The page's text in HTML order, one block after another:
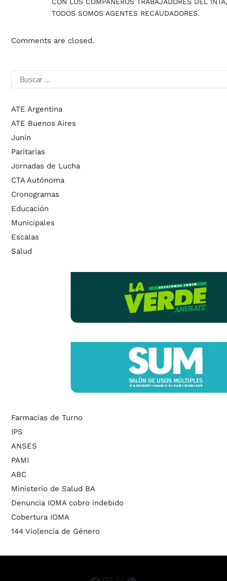
TODOS SOMOS AGENTES RECAUDADORES.
Comments are closed.
ATE Argentina
ATE Buenos Aires
Junín
Paritarias
Jornadas de Lucha
CTA Autónoma
Cronogramas
Educación
Municipales
Escalas
Salud
Farmacias de Turno
IPS
ANSES
PAMI
ABC
Ministerio de Salud BA
Denuncia IOMA cobro indebido
Cobertura IOMA
144 Violencia de Género